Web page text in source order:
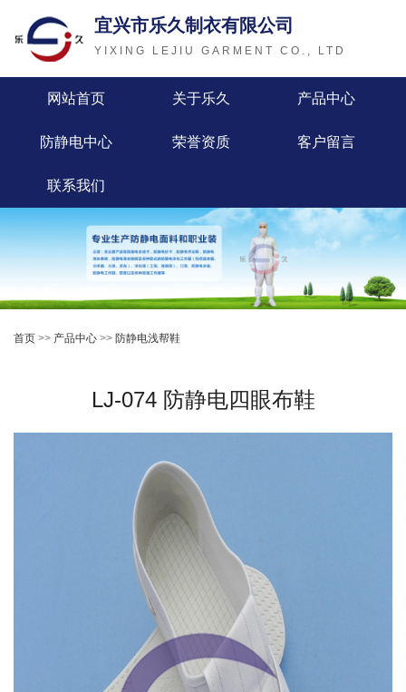
宜兴市乐久制衣有限公司
YIXING LEJIU GARMENT CO., LTD
网站首页 关于乐久 产品中心
防静电中心 荣誉资质 客户留言
联系我们
首页 >> 产品中心 >> 防静电浅帮鞋
LJ-074 防静电四眼布鞋